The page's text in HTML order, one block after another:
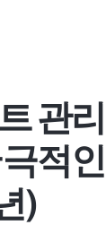
관
적
)